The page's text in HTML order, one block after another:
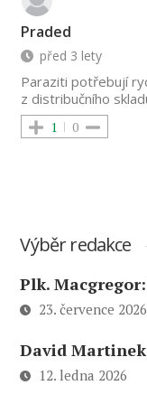
Praded
před 3 lety
Paraziti potřebují
z distribučního
1 0
Výběr redakce
Plk.
23. července 2026
David
12. ledna 2026